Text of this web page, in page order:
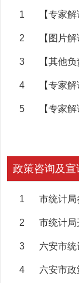
1 【专家
2 【图片
3 【其他
4 【专家
5 【专家
政策咨询及宣
1 市统计局
2 市统计局
3 六安市统
4 六安市